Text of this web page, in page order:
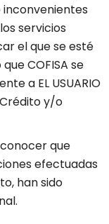
servicios
el que se esté
COFISA se
a EL USUARIO
y/o
que
efectuadas
han sido